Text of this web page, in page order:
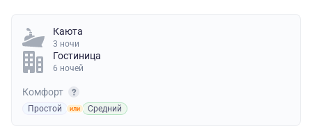
Каюта
3 ночи
Гостиница
6 ночей
Комфорт
Простой Средний